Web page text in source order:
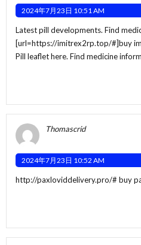
2024年7月23日 10:51 AM
Latest pill developments. Find
[url=https://imitrex2rp.top/#]buy
Pill leaflet here. Find medicine
Thomascrid
2024年7月23日 10:52 AM
http://paxloviddelivery.pro/# buy